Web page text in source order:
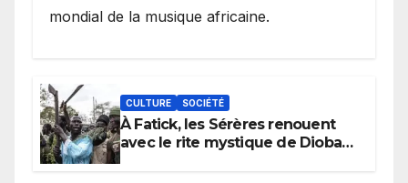
mondial de la musique africaine.
CULTURE SOCIÉTÉ
À Fatick, les Sérères renouent
avec le rite mystique de Diobaye